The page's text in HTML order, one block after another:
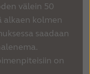
välein 50
alkaen kolmen
saadaan
on